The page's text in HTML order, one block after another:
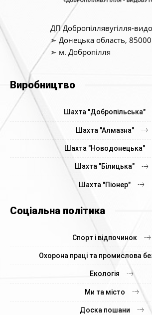
ДП Добропіллявугілля-
➣ Донецька область, 85000
➣ м. Добропілля
Виробництво
Шахта "Добропільська"
Шахта "Алмазна"
Шахта "Новодонецька"
Шахта "Білицька"
Шахта "Піонер"
Соціальна політика
Спорт і відпочинок
Охорона праці та промислова
Екологія
Ми та місто
Доска пошани